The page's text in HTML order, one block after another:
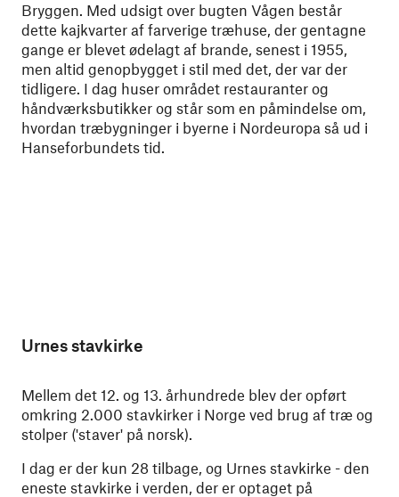
Bryggen. Med udsigt over bugten Vågen består
dette kajkvarter af farverige træhuse, der gentagne
gange er blevet ødelagt af brande, senest i 1955,
men altid genopbygget i stil med det, der var der
tidligere. I dag huser området restauranter og
håndværksbutikker og står som en påmindelse om,
hvordan træbygninger i byerne i Nordeuropa så ud i
Hanseforbundets tid.
Urnes stavkirke
Mellem det 12. og 13. århundrede blev der opført
omkring 2.000 stavkirker i Norge ved brug af træ og
stolper ('staver' på norsk).
I dag er der kun 28 tilbage, og Urnes stavkirke - den
eneste stavkirke i verden, der er optaget på